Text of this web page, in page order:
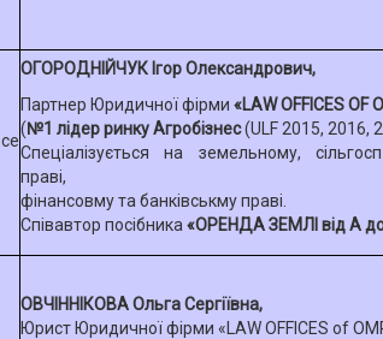
ОГОРОДНІЙЧУК Ігор Олександрович,
Партнер Юридичної фірми «LAW OFFICES OF
(№1 лідер ринку Агробізнес(ULF 2015, 2016,
Спеціалізується на земельному,
праві,
фінансовму та банківськму праві.
Співавтор посібника «ОРЕНДА ЗЕМЛІ від А
ОВЧІННІКОВА Ольга Сергіївна,
Юрист Юридичної фірми «LAW OFFICES of